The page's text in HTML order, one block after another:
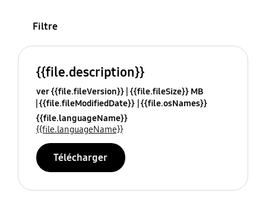
Filtre
{{file.description}}
ver {{file.fileVersion}} {{file.fileSize}} MB
{{file.fileModifiedDate}} {{file.osNames}}
{{file.languageName}}
{{file.languageName}}
Télécharger